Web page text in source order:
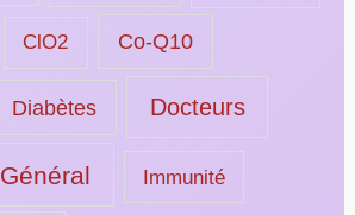
ClO2 Co-Q10
Diabètes Docteurs
Général Immunité